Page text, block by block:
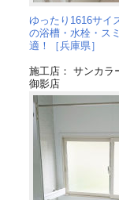
ゆったり1616サイ
の浴槽・水栓・ス
適！［兵庫県］
施工店： サンカ
御影店